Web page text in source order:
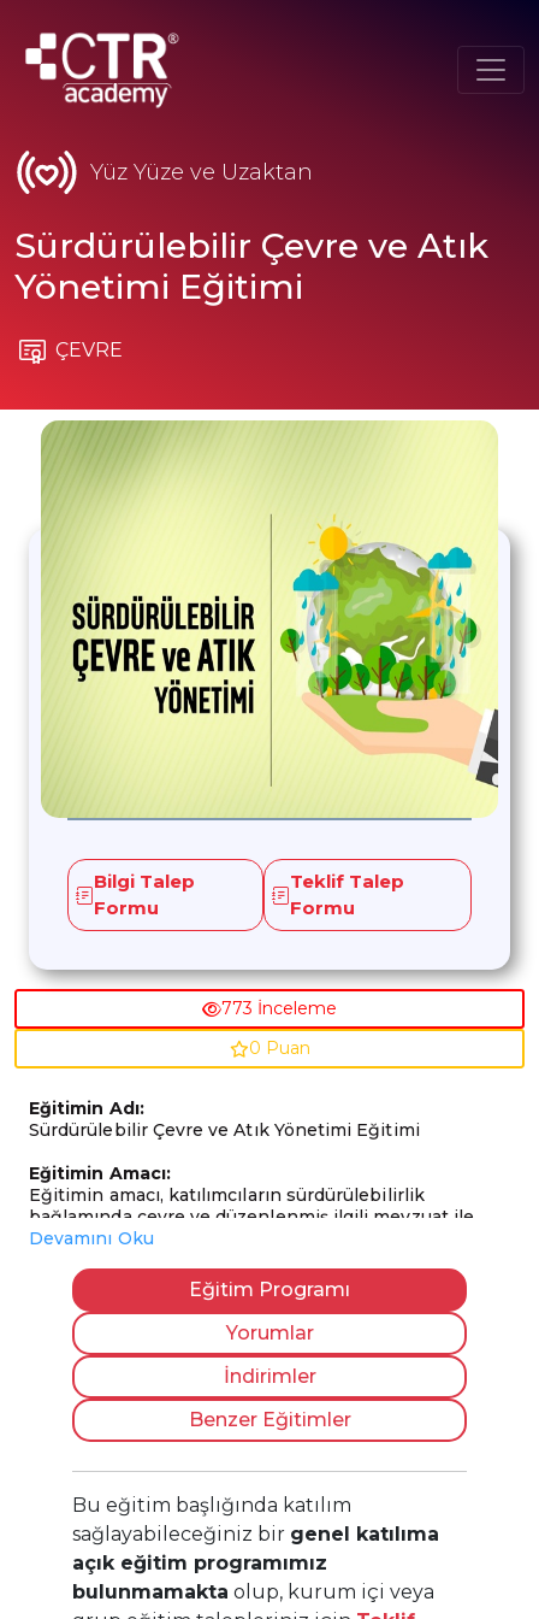
Yüz Yüze ve Uzaktan
Sürdürülebilir Çevre ve Atık
Yönetimi Eğitimi
ÇEVRE
773 İnceleme
0 Puan
Eğitimin Adı:
Sürdürülebilir Çevre ve Atık Yönetimi Eğitimi
Eğitimin Amacı:
Eğitimin amacı, katılımcıların sürdürülebilirlik
bağlamında çevre ve düzenlenmiş ilgili mevzuat ile
atıkların yönetimi hakkında tüm temel bilgiye sahip
Hedef Kitle:
Firma sahipleri, çevre mevzuatı şartlarını yerine
getirmesi zorunlu yöneticiler, sürece dahil olması
gereken her birimden çalışanlar.
Katılım Ön Şartı:
Bu eğitime katılım için herhangi bir ön şart
sağlayabilir.
Eğitimin Süresi:
8 saat (1 gün)
Eğitimin İçeriği:
Devamını Oku
Bilgi Talep
Formu
Teklif Talep
Formu
Eğitim Programı
Yorumlar
İndirimler
Benzer Eğitimler
Bu eğitim başlığında katılım
sağlayabileceğiniz bir genel katılıma
açık eğitim programımız
bulunmamakta olup, kurum içi veya